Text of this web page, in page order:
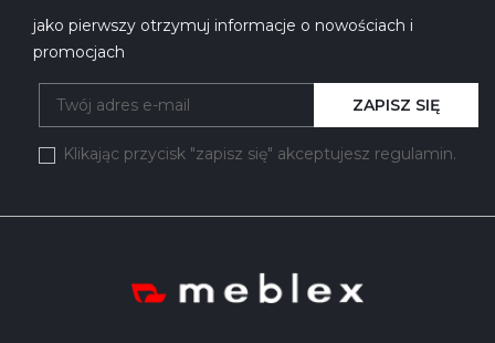
jako pierwszy otrzymuj informacje o nowościach i
promocjach
Klikając przycisk "zapisz się" akceptujesz regulamin.
ZAPISZ SIĘ